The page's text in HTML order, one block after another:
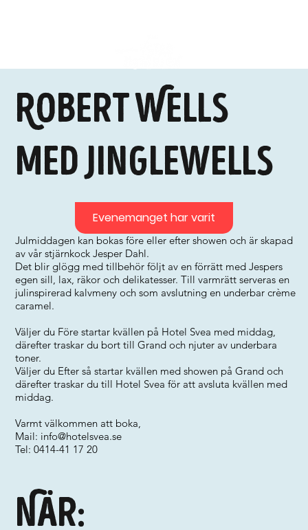
Robert Wells
med Jinglewells
Julmiddagen kan bokas före eller efter showen och är skapad
av vår stjärnkock Jesper Dahl.
Det blir glögg med tillbehör följt av en förrätt med Jespers
egen sill, lax, räkor och delikatesser. Till varmrätt serveras en
julinspirerad kalvmeny och som avslutning en underbar crème
caramel.
Väljer du Före startar kvällen på Hotel Svea med middag,
därefter traskar du bort till Grand och njuter av underbara
toner.
Väljer du Efter så startar kvällen med showen på Grand och
därefter traskar du till Hotel Svea för att avsluta kvällen med
middag.
Varmt välkommen att boka,
Mail: info@hotelsvea.se
Tel: 0414-41 17 20
När:
Evenemanget har varit